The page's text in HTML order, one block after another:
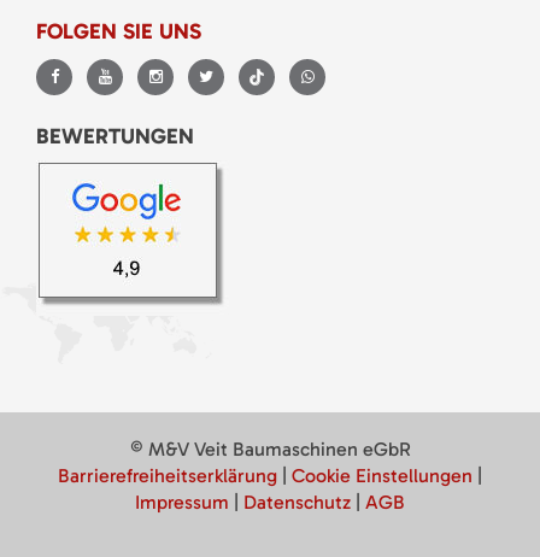
FOLGEN SIE UNS
BEWERTUNGEN
© M&V Veit Baumaschinen eGbR
Barrierefreiheitserklärung
Cookie Einstellungen
Impressum
Datenschutz AGB